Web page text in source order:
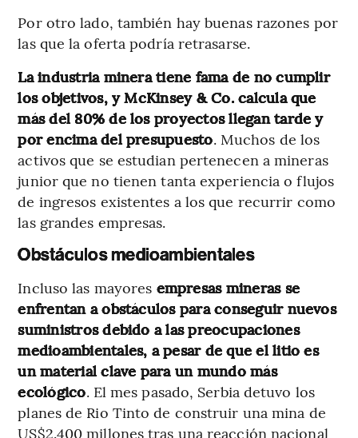
Por otro lado, también hay buenas razones por
las que la oferta podría retrasarse.
La industria minera tiene fama de no cumplir
los objetivos, y McKinsey & Co. calcula que
más del 80% de los proyectos llegan tarde y
por encima del presupuesto. Muchos de los
activos que se estudian pertenecen a mineras
junior que no tienen tanta experiencia o flujos
de ingresos existentes a los que recurrir como
las grandes empresas.
Obstáculos medioambientales
Incluso las mayores empresas mineras se
enfrentan a obstáculos para conseguir nuevos
suministros debido a las preocupaciones
medioambientales, a pesar de que el litio es
un material clave para un mundo más
ecológico. El mes pasado, Serbia detuvo los
planes de Rio Tinto de construir una mina de
US$2.400 millones tras una reacción nacional